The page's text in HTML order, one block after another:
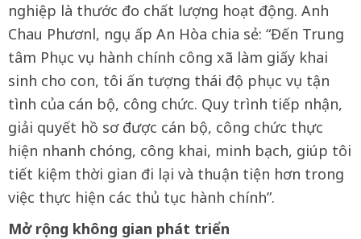
nghiệp là thước đo chất lượng hoạt động. Anh
Chau Phươnl, ngụ ấp An Hòa chia sẻ: “Đến Trung
tâm Phục vụ hành chính công xã làm giấy khai
sinh cho con, tôi ấn tượng thái độ phục vụ tận
tình của cán bộ, công chức. Quy trình tiếp nhận,
giải quyết hồ sơ được cán bộ, công chức thực
hiện nhanh chóng, công khai, minh bạch, giúp tôi
tiết kiệm thời gian đi lại và thuận tiện hơn trong
việc thực hiện các thủ tục hành chính”.
Mở rộng không gian phát triển